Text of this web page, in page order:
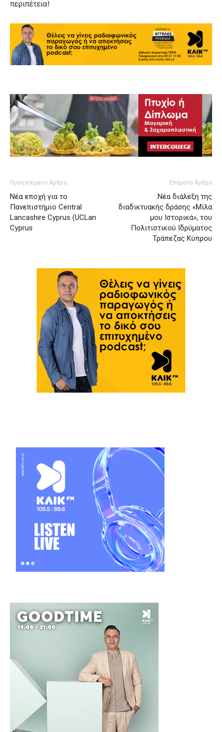
περιπέτεια!
Προηγούμενο Άρθρο
Νέα εποχή για το
Πανεπιστήμιο Central
Lancashire Cyprus (UCLan
Cyprus
Επόμενο Άρθρο
Νέα διάλεξη της
διαδικτυακής δράσης «Μίλα
μου Ιστορικά», του
Πολιτιστικού Ιδρύματος
Τράπεζας Κύπρου